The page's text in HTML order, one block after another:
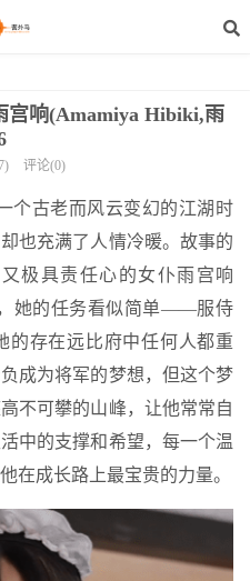
宫响(Amamiya Hibiki,雨
评论(0)
个古老而风云变幻的江湖时
也充满了人情冷暖。故事的
极具责任心的女仆雨宫响
她的任务看似简单——服侍
的存在远比府中任何人都重
成为将军的梦想，但这个梦
不可攀的山峰，让他常常自
中的支撑和希望，每一个温
在成长路上最宝贵的力量。